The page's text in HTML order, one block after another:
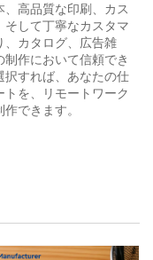
高品質な印刷、カス
そして丁寧なカスタマ
、カタログ、広告雑
作において信頼でき
択すれば、あなたの仕
を、リモートワーク
できます。